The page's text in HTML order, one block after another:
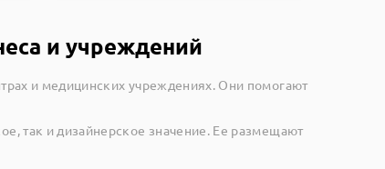
и учреждений
и медицинских учреждениях. Они помогают
так и дизайнерское значение. Ее размещают